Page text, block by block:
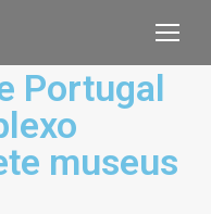
Portugal
museus